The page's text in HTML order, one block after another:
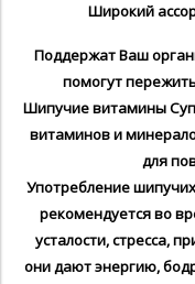
Широкий
Поддержат Ваш
помогут
Шипучие витамины
витаминов и
для
Употребление
рекомендуется во
усталости, стресса,
они дают энергию,